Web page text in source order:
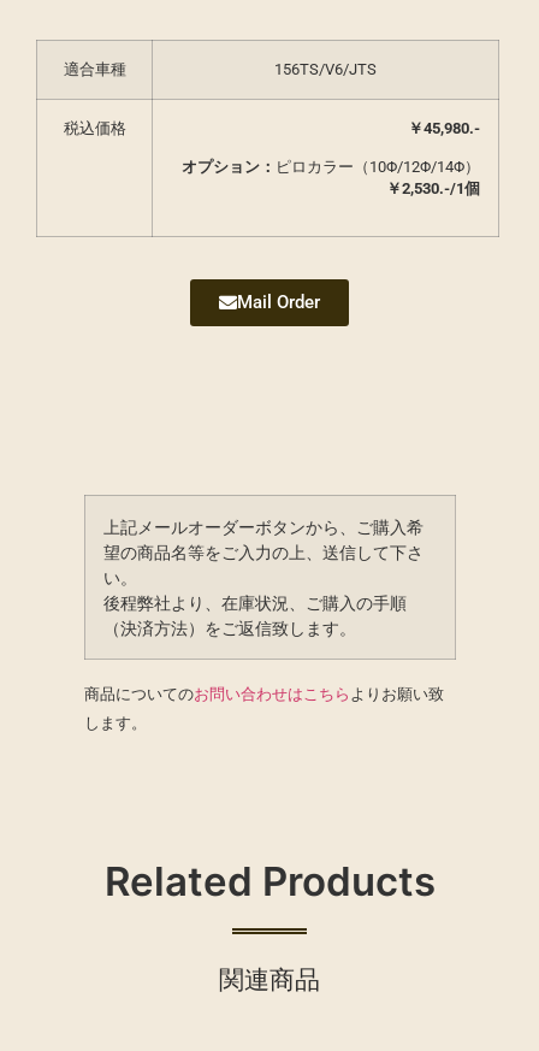
適合車種 156TS/V6/JTS
税込価格 ￥45,980.-
オプション： ピロカラー（10Φ/12Φ/14Φ）
￥2,530.-/1個
Mail Order
上記メールオーダーボタンから、ご購入希
望の商品名等をご入力の上、送信して下さ
い。
後程弊社より、在庫状況、ご購入の手順
（決済方法）をご返信致します。
商品についてのお問い合わせはこちら よりお願い致
します。
Related Products
関連商品